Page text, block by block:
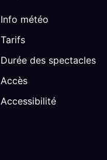
Info météo
Tarifs
Durée des spectacles
Accès
Accessibilité